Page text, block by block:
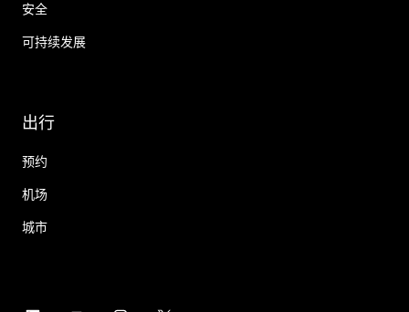
安全
可持续发展
出行
预约
机场
城市